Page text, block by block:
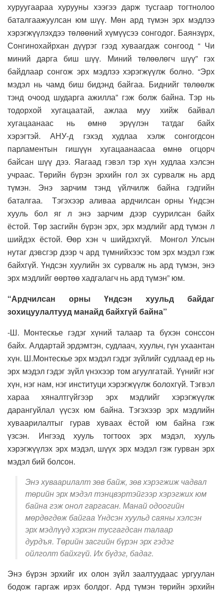
хуруугаараа хурууны хээгээ дарж тусгаар тогтнолоо
баталгаажуулсан юм шүү. Мөн ард түмэн эрх мэдлээ
хэрэгжүүлэхдээ төлөөний хүмүүсээ сонгодог. Баянзүрх,
Сонгинохайрхан дүүрэг гээд хуваагдаж сонгоод “ Чи
миний дарга биш шүү. Миний төлөөлөгч шүү” гэх
байдлаар сонгож эрх мэдлээ хэрэгжүүлж болно. “Эрх
мэдэл нь чамд биш бидэнд байгаа. Биднийг төлөөлж
тэнд очоод шударга ажилла” гэж болж байна. Тэр нь
тодорхой хугацаатай, ажлаа муу хийж байвал
хугацаанаас нь өмнө эрүүлэн татдаг байх
хэрэгтэй. АНУ-д гэхэд худлаа хэлж сонгогдсон
парламентын гишүүн хугацаанаасаа өмнө огцорч
байсан шүү дээ. Яагаад гэвэл тэр хүн худлаа хэлсэн
учраас. Төрийн бүрэн эрхийн гол эх сурвалж нь ард
түмэн. Энэ зарчим тэнд үйлчилж байна гэдгийн
баталгаа. Тэгэхээр аливаа ардчилсан орны Үндсэн
хууль бол яг л энэ зарчим дээр суурилсан байх
ёстой. Төр засгийн бүрэн эрх, эрх мэдлийг ард түмэн л
шийдэх ёстой. Өөр хэн ч шийдэхгүй. Монгол Улсын
нутаг дэвсгэр дээр ч ард түмнийхээс том эрх мэдэл гэж
байхгүй. Үндсэн хуулийн эх сурвалж нь ард түмэн, энэ
эрх мэдлийг өөртөө хадгалагч нь ард түмэн” юм.
“Ардчилсан орны Үндсэн хуульд байдаг
зохицуулалтууд манайд байхгүй байна”
-Ш. Монтескье гэдэг хүний талаар та бүхэн сонссон
байх. Алдартай эрдэмтэн, судлаач, хуульч, гүн ухаантан
хүн. Ш.Монтескье эрх мэдэл гэдэг зүйлийг судлаад ер нь
эрх мэдэл гэдэг зүйл үнэхээр том агуулгатай. Үүнийг нэг
хүн, нэг нам, нэг институци хэрэгжүүлж болохгүй. Тэгвэл
хараа хяналтгүйгээр эрх мэдлийг хэрэгжүүлж
дарангуйлал үүсэх юм байна. Тэгэхээр эрх мэдлийн
хуваарилалтыг гурав хуваах ёстой юм байна гэж
үзсэн. Ингээд хууль тогтоох эрх мэдэл, хууль
хэрэгжүүлэх эрх мэдэл, шүүх эрх мэдэл гэж гурван эрх
мэдэл бий болсон.
Энэ хуваарилалт зөв байж, зөв хэрэгжиж чадвал
төрийн эрх мэдэл тэнцвэртэйгээр хэрэгжих юм
байна гэж онол гаргасан. Манай одоогийн
мөрдөгдөж байгаа Үндсэн хуульд саяны хэлсэн
эрх мэдлүүд хэрхэн тусгагдсан талаар
дурдъя. Төрийн засгийн бүрэн эрх гэдэг
ойлголт байхгүй. Их бүдэг, бадаг.
Энэ бүрэн эрхийг их олон зүйл заалтуудаас ургуулан
бодож гаргаж ирэх болдог. Ард түмэн төрийн эрхийн